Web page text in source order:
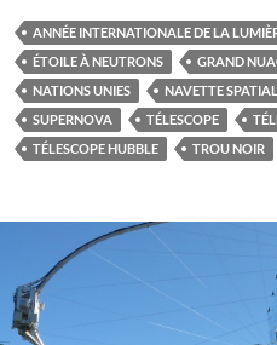
ANNÉE INTERNATIONALE DE LA
ÉTOILE À NEUTRONS
GRAND
NATIONS UNIES
NAVETTE
SUPERNOVA
TÉLESCOPE
TÉLESCOPE HUBBLE
TROU NOIR